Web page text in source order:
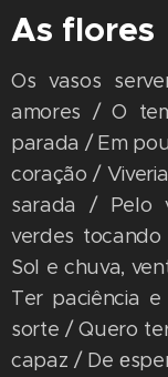
As flores
Os vasos
amores / O
parada / Em
coração /
sarada / Pelo
verdes
Sol e chuva,
Ter paciência
sorte / Quero
capaz / De